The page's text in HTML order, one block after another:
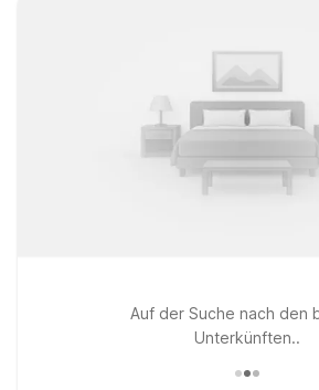
Auf der Suche nach den
Unterkünften..